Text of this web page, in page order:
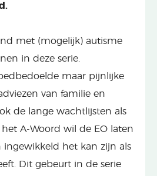
met (mogelijk) autisme
in deze serie.
maar pijnlijke
van familie en
de lange wachtlijsten als
A-Woord wil de EO laten
ingewikkeld het kan zijn als
Dit gebeurt in de serie